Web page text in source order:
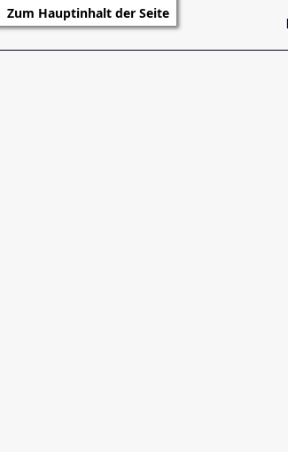
Zum Hauptinhalt der Seite